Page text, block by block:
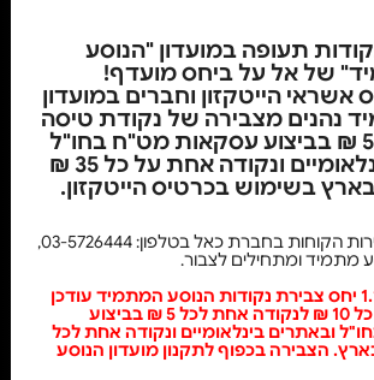
תעופה במועדון "הנוסע
של אל על ביחס מועדף!
אשראי הייטקזון וחברים במועדון
נהנים מצבירה של נקודת טיסה
אחת על כל 5 ₪ בביצוע עסקאות מט"ח בחו"ל
ובאתרים בינלאומיים ונקודה אחת על כל 35 ₪
בשימוש בכרטיס הייטקזון.
יוצרים קשר עם שירות הקוחות בחברת כאל בטלפון: 03-5726444,
מתמיד ומתחילים לצבור.
החל מיום ה 1.11.25 יחס צבירת נקודות הנוסע המתמיד עודכן
מנקודה אחת על כל 10 ₪ לנקודה אחת לכל 5 ₪ בביצוע
ובאתרים בינלאומיים ונקודה אחת לכל
הצבירה בכפוף לתקנון מועדון הנוסע